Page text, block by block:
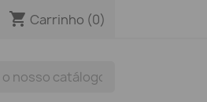
shopping_cart Carrinho (0)